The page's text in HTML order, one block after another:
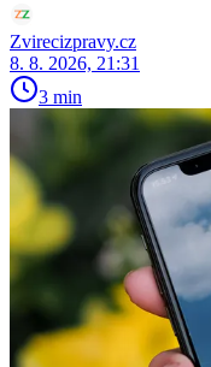
Zvirecizpravy.cz
8. 8. 2026, 21:31
3 min